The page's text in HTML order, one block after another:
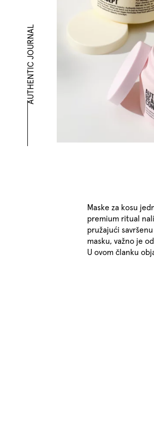
AUTHENTIC JOURNAL
Maske za kosu
premium ritual
pružajući
masku, važno je
U ovom članku